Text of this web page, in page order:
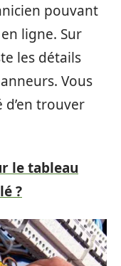
pouvant
ligne. Sur
les détails
Vous
trouver
le tableau
?